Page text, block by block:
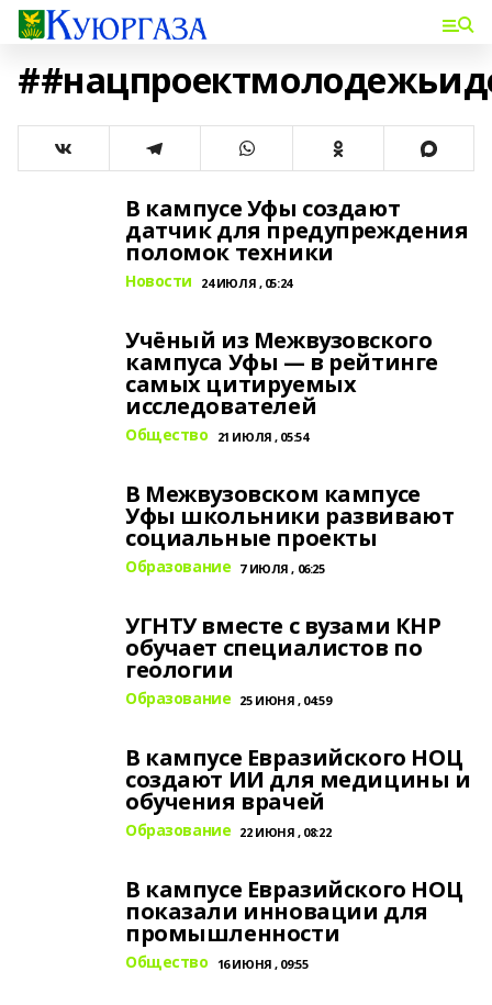
В кампусе Уфы создают
датчик для предупреждения
поломок техники
Новости 24 ИЮЛЯ , 05:24
Учёный из Межвузовского
кампуса Уфы — в рейтинге
самых цитируемых
исследователей
Общество 21 ИЮЛЯ , 05:54
В Межвузовском кампусе
Уфы школьники развивают
социальные проекты
Образование 7 ИЮЛЯ , 06:25
УГНТУ вместе с вузами КНР
обучает специалистов по
геологии
Образование 25 ИЮНЯ , 04:59
В кампусе Евразийского НОЦ
создают ИИ для медицины и
обучения врачей
Образование 22 ИЮНЯ , 08:22
В кампусе Евразийского НОЦ
показали инновации для
промышленности
Общество 16 ИЮНЯ , 09:55